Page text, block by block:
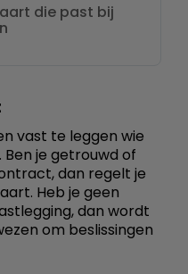
die past bij
vast te leggen wie
je getrouwd of
dan regelt je
Heb je geen
dan wordt
om beslissingen